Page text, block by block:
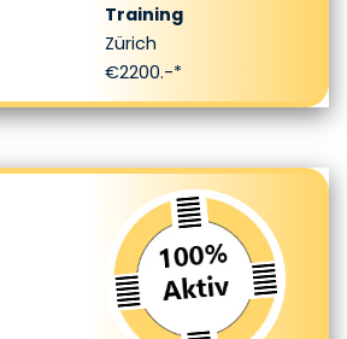
Training
Zürich
€2200.-*